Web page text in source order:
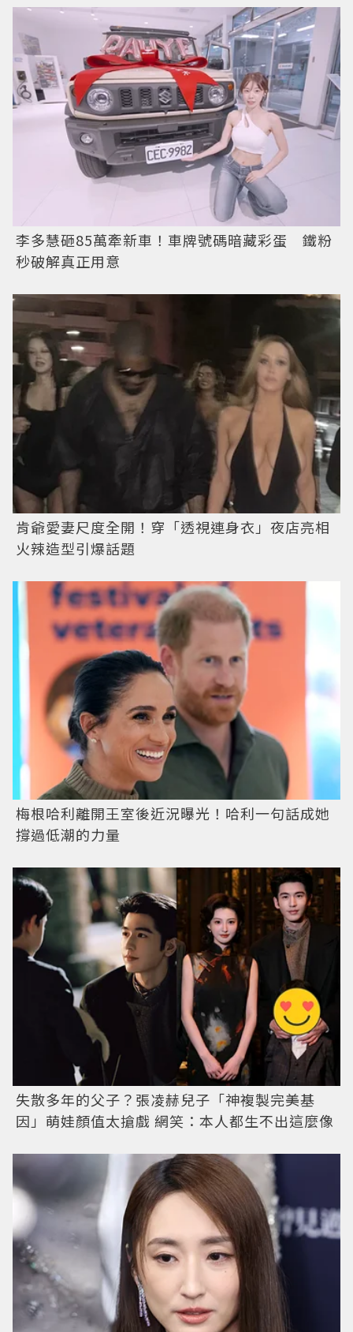
李多慧砸85萬牽新車！車牌號碼暗藏彩蛋 鐵粉
秒破解真正用意
肯爺愛妻尺度全開！穿「透視連身衣」夜店亮相
火辣造型引爆話題
梅根哈利離開王室後近況曝光！哈利一句話成她
撐過低潮的力量
失散多年的父子？張凌赫兒子「神複製完美基
因」萌娃顏值太搶戲 網笑：本人都生不出這麼像